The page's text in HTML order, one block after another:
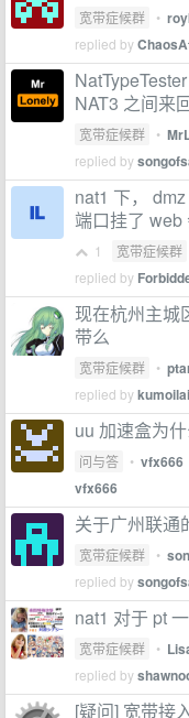
宽带症候群 •
replied by
NAT3 之间来
宽带症候群 •
replied by
nat1 下，
端口挂了 web
1 宽带症候群
replied by
现在杭州主城
带么
宽带症候群 •
replied by
uu 加速盒为
问与答 • vfx666
vfx666
关于广州联通
宽带症候群 •
replied by
nat1 对于 pt
宽带症候群 •
replied by
[疑问] 宽带接